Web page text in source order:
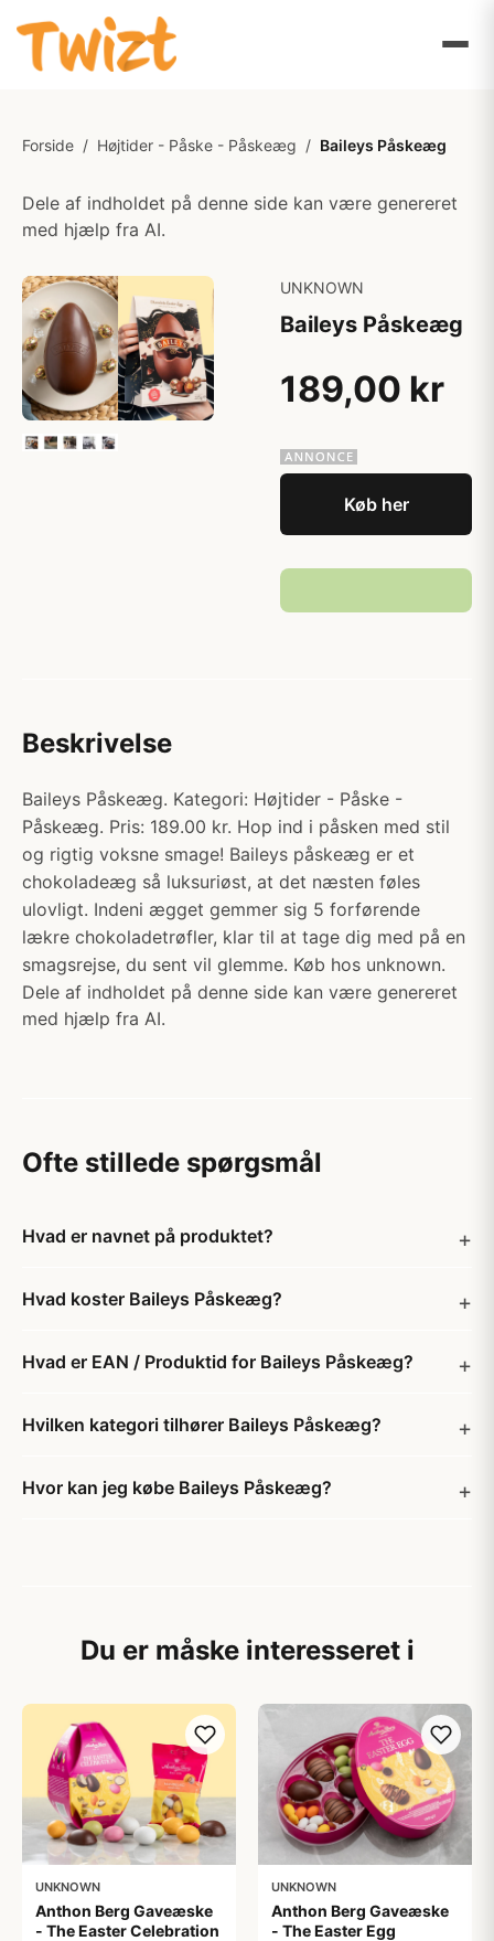
Forside / Højtider - Påske - Påskeæg / Baileys Påskeæg
Dele af indholdet på denne side kan være genereret
med hjælp fra AI.
UNKNOWN
Baileys Påskeæg
189,00 kr
Køb her
Beskrivelse
Baileys Påskeæg. Kategori: Højtider - Påske -
Påskeæg. Pris: 189.00 kr. Hop ind i påsken med stil
og rigtig voksne smage! Baileys påskeæg er et
chokoladeæg så luksuriøst, at det næsten føles
ulovligt. Indeni ægget gemmer sig 5 forførende
lækre chokoladetrøfler, klar til at tage dig med på en
smagsrejse, du sent vil glemme. Køb hos unknown.
Dele af indholdet på denne side kan være genereret
med hjælp fra AI.
Ofte stillede spørgsmål
Hvad er navnet på produktet?
Hvad koster Baileys Påskeæg?
Hvad er EAN / Produktid for Baileys Påskeæg?
Hvilken kategori tilhører Baileys Påskeæg?
Hvor kan jeg købe Baileys Påskeæg?
Du er måske interesseret i
UNKNOWN
Anthon Berg Gaveæske
- The Easter Celebration
UNKNOWN
Anthon Berg Gaveæske
- The Easter Egg